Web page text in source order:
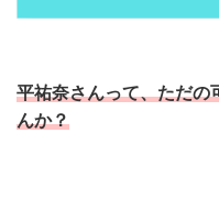
平祐奈さんって、ただの
んか？